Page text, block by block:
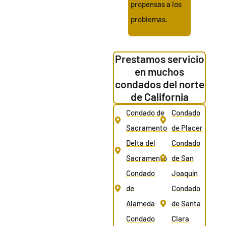
propensas a los
problemas.
Prestamos servicio
en muchos
condados del norte
de California
Condado de
Sacramento
Delta del
Sacramento
Condado
de
Alameda
Condado
Condado
de Placer
Condado
de San
Joaquín
Condado
de Santa
Clara